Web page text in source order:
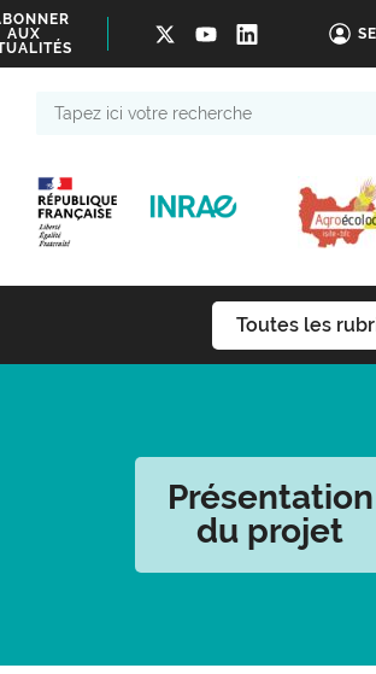
AUX
Toutes les
Présentation
du projet